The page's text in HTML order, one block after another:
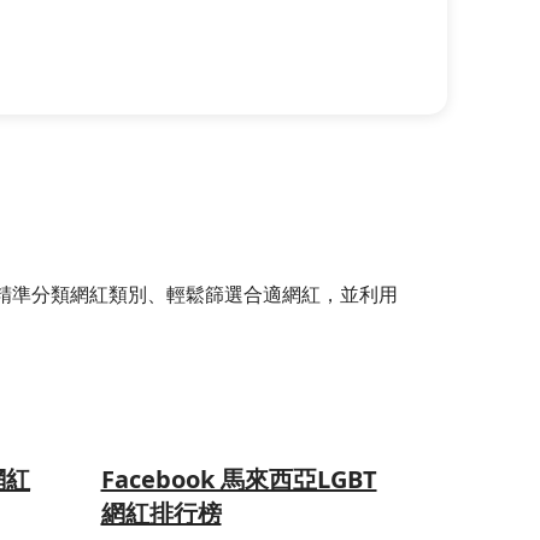
分類網紅類別、輕鬆篩選合適網紅，並利用
Facebook 馬來西亞LGBT
網紅排行榜